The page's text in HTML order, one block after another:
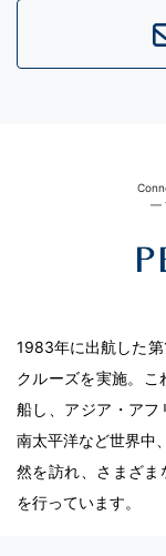
―
1983年に出航した
クルーズを実施。
船し、アジア・アフ
南太平洋など世界中
然を訪れ、さまざ
を行っています。